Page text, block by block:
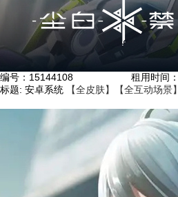
编号： 15144108 租用时间
标题: 安卓系统 【全皮肤】【全互动场